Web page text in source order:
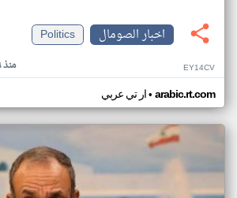
اخبار الصومال
Politics
منذ ١٩ يوم EY14CV
ار تي عربي• arabic.rt.com